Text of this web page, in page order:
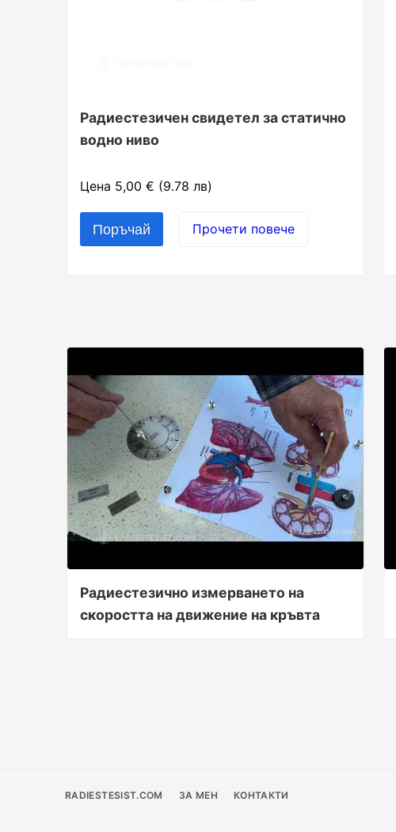
Радиестезичен свидетел за статично
водно ниво
Цена 5,00 € (9.78 лв)
Прочети повече
Радиестезично измерването на
скоростта на движение на кръвта
RADIESTESIST.COM ЗА МЕН КОНТАКТИ